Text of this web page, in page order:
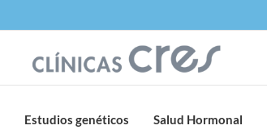
Estudios genéticos Salud Hormonal